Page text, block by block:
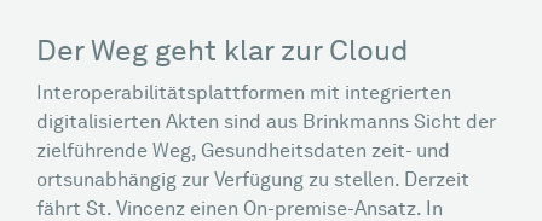
Der Weg geht klar zur Cloud
Interoperabilitätsplattformen mit integrierten
digitalisierten Akten sind aus Brinkmanns Sicht der
zielführende Weg, Gesundheitsdaten zeit- und
ortsunabhängig zur Verfügung zu stellen. Derzeit
fährt St. Vincenz einen On-premise-Ansatz. In